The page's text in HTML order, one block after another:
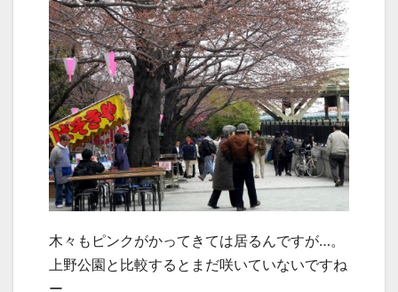
木々もピンクがかってきては居るんですが…。
上野公園と比較するとまだ咲いていないですね